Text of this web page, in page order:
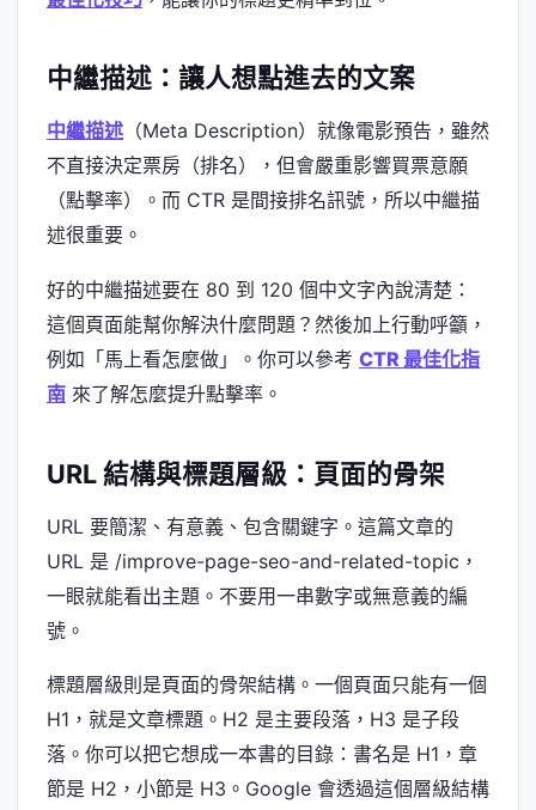
中繼描述：讓人想點進去的文案
中繼描述 （Meta Description）就像電影預告，雖然
不直接決定票房（排名），但會嚴重影響買票意願
（點擊率）。而 CTR 是間接排名訊號，所以中繼描
述很重要。
好的中繼描述要在 80 到 120 個中文字內說清楚：
這個頁面能幫你解決什麼問題？然後加上行動呼籲，
例如「馬上看怎麼做」。你可以參考 CTR 最佳化指
南 來了解怎麼提升點擊率。
URL 結構與標題層級：頁面的骨架
URL 要簡潔、有意義、包含關鍵字。這篇文章的
URL 是 /improve-page-seo-and-related-topic，
一眼就能看出主題。不要用一串數字或無意義的編
號。
標題層級則是頁面的骨架結構。一個頁面只能有一個
H1，就是文章標題。H2 是主要段落，H3 是子段
落。你可以把它想成一本書的目錄：書名是 H1，章
節是 H2，小節是 H3。Google 會透過這個層級結構